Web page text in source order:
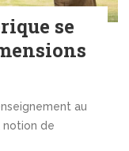
se
au
notion de